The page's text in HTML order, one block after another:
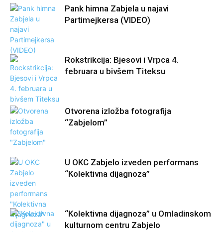
Pank himna Zabjela u najavi
Partimejkersa (VIDEO)
Rokstrikcija: Bjesovi i Vrpca 4.
februara u bivšem Titeksu
Otvorena izložba fotografija
“Zabjelom”
U OKC Zabjelo izveden performans
“Kolektivna dijagnoza”
“Kolektivna dijagnoza” u Omladinskom
kulturnom centru Zabjelo